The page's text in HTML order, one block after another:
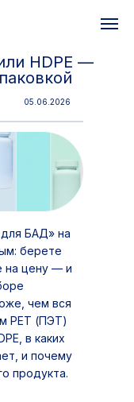
БАД» на
берете
на цену — и
чем вся
РЕТ (ПЭТ)
в каких
и почему
продукта.
HDPE —
05.06.2026